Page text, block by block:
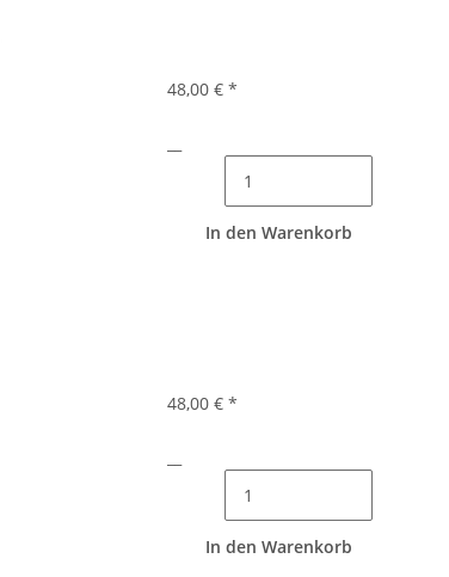
48,00 € *
In den Warenkorb
48,00 € *
In den Warenkorb